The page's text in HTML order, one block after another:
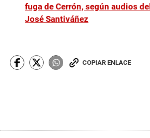
fuga de Cerrón, según audios
José Santiváñez
COPIAR ENLACE